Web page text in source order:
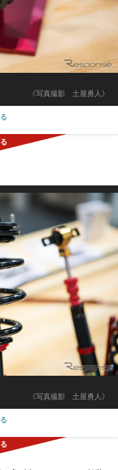
《写真撮影 土屋勇人》
《写真撮影 土屋勇人》